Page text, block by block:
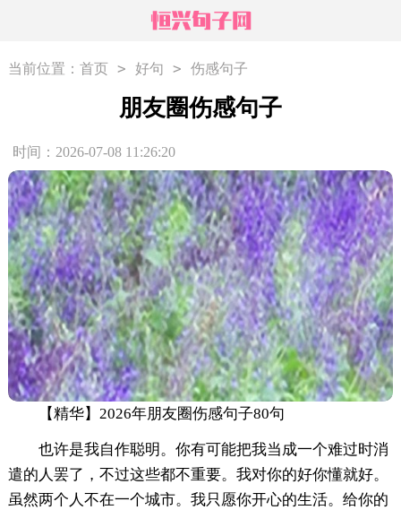
当前位置： 首页 > 好句 > 伤感句子
朋友圈伤感句子
时间：2026-07-08 11:26:20
【精华】2026年朋友圈伤感句子80句
也许是我自作聪明。你有可能把我当成一个难过时消
遣的人罢了，不过这些都不重要。我对你的好你懂就好。
虽然两个人不在一个城市。我只愿你开心的生活。给你的